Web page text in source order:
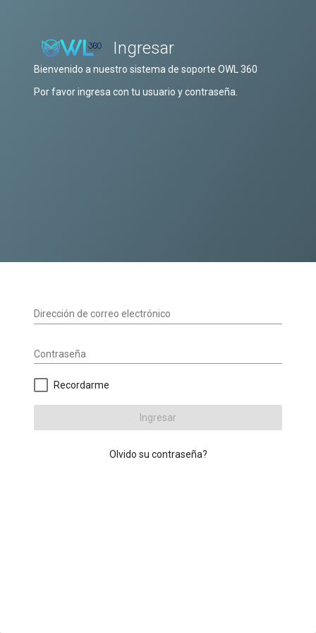
Ingresar
Bienvenido a nuestro sistema de soporte OWL 360
Por favor ingresa con tu usuario y contraseña.
Dirección de correo electrónico
Contraseña
Recordarme
Ingresar
Olvido su contraseña?